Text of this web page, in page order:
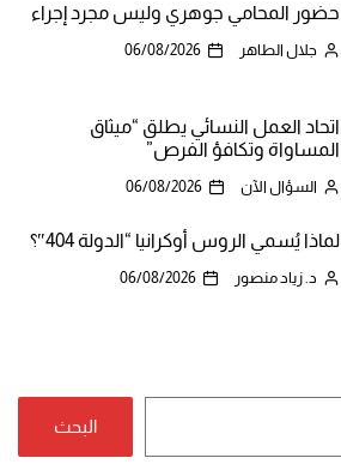
حضور المحامي جوهري وليس مجرد إجراء
جلال الطاهر 06/08/2026
اتحاد العمل النسائي يطلق “ميثاق
المساواة وتكافؤ الفرص”
السؤال الآن 06/08/2026
لماذا يُسمي الروس أوكرانيا “الدولة 404″؟
د. زياد منصور 06/08/2026
البحث